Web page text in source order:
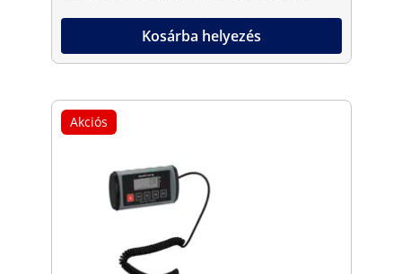
Kosárba helyezés
Akciós